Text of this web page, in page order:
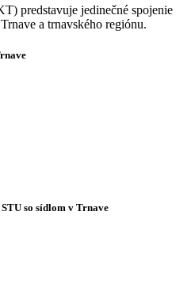
predstavuje jedinečné spojenie
a trnavského regiónu.
so sídlom v Trnave